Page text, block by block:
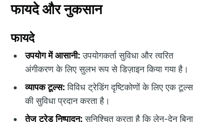
फायदे और नुकसान
फायदे
उपयोग में आसानी:उपयोगकर्ता सुविधा और त्वरित
अंगीकरण के लिए सुलभ रूप से डिज़ाइन किया गया है।
व्यापक टूल्स:विविध ट्रेडिंग दृष्टिकोणों के लिए एक टूल्स
की सुविधा प्रदान करता है।
तेज ट्रेड निष्पादन:सुनिश्चित करता है कि लेन-देन बिना